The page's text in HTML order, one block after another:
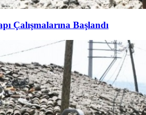
Çalışmalarına Başlandı